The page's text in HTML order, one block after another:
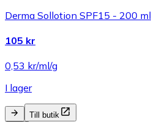
Derma Sollotion SPF15 - 200 ml
105 kr
0,53 kr/ml/g
I lager
Till butik